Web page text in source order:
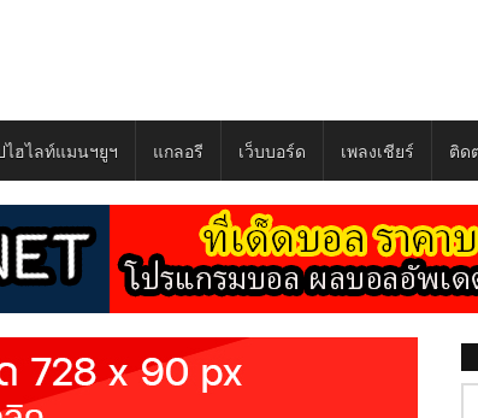
ไฮไลท์แมนฯยูฯ แกลอรี เว็บบอร์ด เพลงเชียร์ ติด